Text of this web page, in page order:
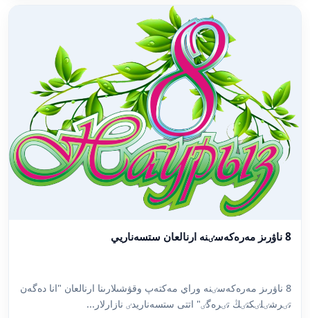
8 ناۋرىز مەرەكەسٸنە ارنالعان ستسەناريي
8 ناۋرىز مەرەكەسٸنە وراي مەكتەپ وقۋشىلارىنا ارنالعان "انا دەگەن
تٸرشٸلٸكتٸڭ تٸرەگٸ" اتتى ستسەناريدٸ نازارلار...